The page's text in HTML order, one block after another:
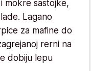
mokre sastojke,
Lagano
za mafine do
rerni na
dobiju lepu